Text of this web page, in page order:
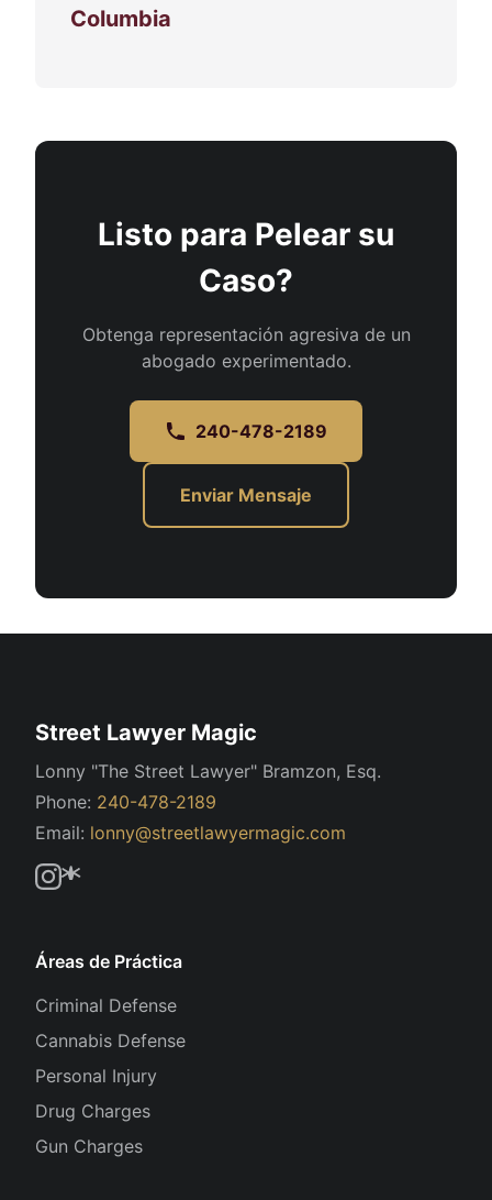
Columbia
Listo para Pelear su
Caso?
Obtenga representación agresiva de un
abogado experimentado.
240-478-2189
Enviar Mensaje
Street Lawyer Magic
Lonny "The Street Lawyer" Bramzon, Esq.
Phone: 240-478-2189
Email: lonny@streetlawyermagic.com
Áreas de Práctica
Criminal Defense
Cannabis Defense
Personal Injury
Drug Charges
Gun Charges